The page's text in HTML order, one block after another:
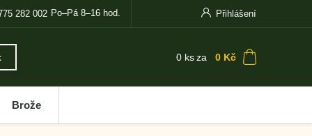
Přihlášení
282 002 Po–Pá 8–16 hod.
0 ksza 0 Kč
Brože